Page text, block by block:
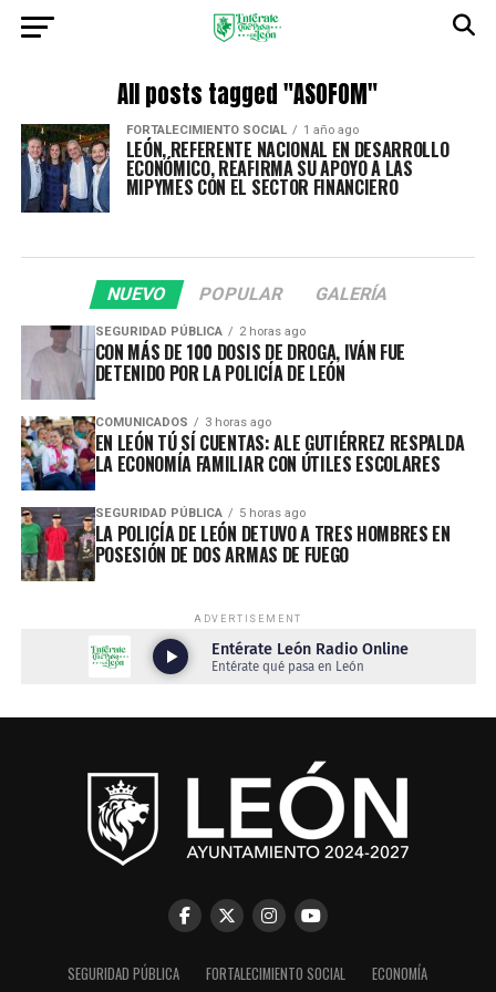
All posts tagged "ASOFOM"
FORTALECIMIENTO SOCIAL 1 año ago
LEÓN, REFERENTE NACIONAL EN DESARROLLO
ECONÓMICO, REAFIRMA SU APOYO A LAS
MIPYMES CON EL SECTOR FINANCIERO
NUEVO POPULAR GALERÍA
SEGURIDAD PÚBLICA 2 horas ago
CON MÁS DE 100 DOSIS DE DROGA, IVÁN FUE
DETENIDO POR LA POLICÍA DE LEÓN
COMUNICADOS 3 horas ago
EN LEÓN TÚ SÍ CUENTAS: ALE GUTIÉRREZ RESPALDA
LA ECONOMÍA FAMILIAR CON ÚTILES ESCOLARES
SEGURIDAD PÚBLICA 5 horas ago
LA POLICÍA DE LEÓN DETUVO A TRES HOMBRES EN
POSESIÓN DE DOS ARMAS DE FUEGO
ADVERTISEMENT
SEGURIDAD PÚBLICA FORTALECIMIENTO SOCIAL
ECONOMÍA